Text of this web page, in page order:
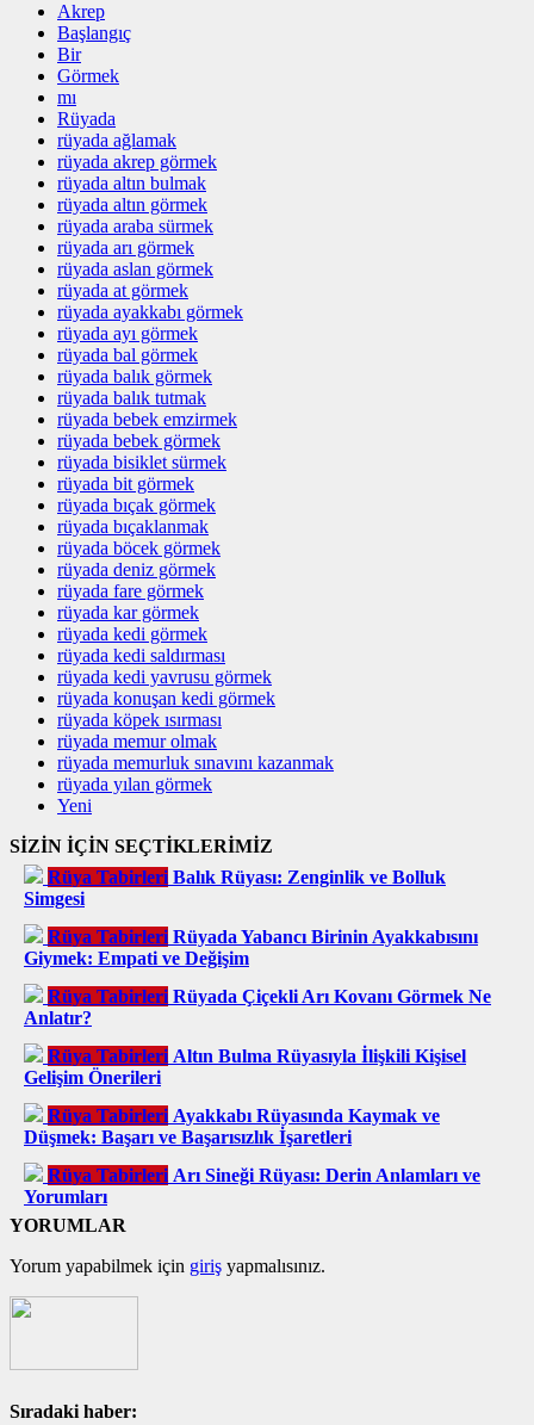
Akrep
Başlangıç
Bir
Görmek
mı
Rüyada
rüyada ağlamak
rüyada akrep görmek
rüyada altın bulmak
rüyada altın görmek
rüyada araba sürmek
rüyada arı görmek
rüyada aslan görmek
rüyada at görmek
rüyada ayakkabı görmek
rüyada ayı görmek
rüyada bal görmek
rüyada balık görmek
rüyada balık tutmak
rüyada bebek emzirmek
rüyada bebek görmek
rüyada bisiklet sürmek
rüyada bit görmek
rüyada bıçak görmek
rüyada bıçaklanmak
rüyada böcek görmek
rüyada deniz görmek
rüyada fare görmek
rüyada kar görmek
rüyada kedi görmek
rüyada kedi saldırması
rüyada kedi yavrusu görmek
rüyada konuşan kedi görmek
rüyada köpek ısırması
rüyada memur olmak
rüyada memurluk sınavını kazanmak
rüyada yılan görmek
Yeni
SİZİN İÇİN SEÇTİKLERİMİZ
Rüya Tabirleri Balık Rüyası: Zenginlik ve Bolluk
Simgesi
Rüya Tabirleri Rüyada Yabancı Birinin Ayakkabısını
Giymek: Empati ve Değişim
Rüya Tabirleri Rüyada Çiçekli Arı Kovanı Görmek Ne
Anlatır?
Rüya Tabirleri Altın Bulma Rüyasıyla İlişkili Kişisel
Gelişim Önerileri
Rüya Tabirleri Ayakkabı Rüyasında Kaymak ve
Düşmek: Başarı ve Başarısızlık İşaretleri
Rüya Tabirleri Arı Sineği Rüyası: Derin Anlamları ve
Yorumları
YORUMLAR
Yorum yapabilmek için giriş yapmalısınız.
Sıradaki haber: